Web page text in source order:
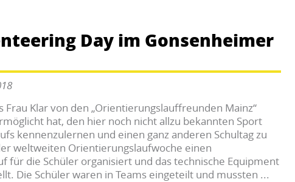
Day im Gonsenheimer
Frau Klar von den „Orientierungslauffreunden Mainz“
hat, den hier noch nicht allzu bekannten Sport
kennenzulernen und einen ganz anderen Schultag zu
weltweiten Orientierungslaufwoche einen
für die Schüler organisiert und das technische Equipment
Die Schüler waren in Teams eingeteilt und mussten ...